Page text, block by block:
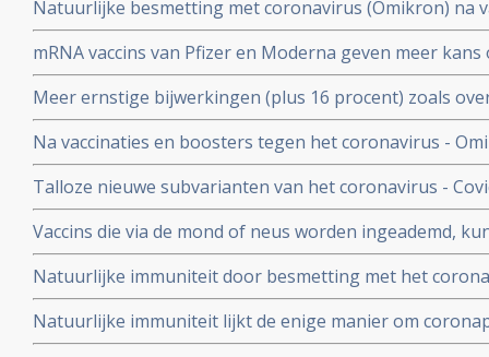
blijkt niet bruikbaar voor stamceltransplantaties.
Natuurlijke besmetting met coronavirus (Omikron) na
bescherming, al zijn er twijfels over bescherming door
varianten van Omikron.
mRNA vaccins van Pfizer en Moderna geven meer
dat ze een ziekenhuisopname voorkomen. Blijkt uit
studiegegevens
Meer ernstige bijwerkingen (plus 16 procent) zoals
invaliditeit deden zich voor tijdens de studies van de
Pfizer in vergelijking met de placebogroep
Na vaccinaties en boosters tegen het coronavirus -
overige oorzaken blijkt uit grafieken bijgehouden en
Herman Steigstra, Anton Theunissen en Maurice de
Talloze nieuwe subvarianten van het coronavirus -
boostervaccins en ontsnappen aan eigen
Vaccins die via de mond of neus worden ingeademd,
Twee mond- en neusvaccins krijgen goedkeuring in
Natuurlijke immuniteit door besmetting met het
vs 23 procent) tegen Omicron varianten BA.4 en BA.5
Natuurlijke immuniteit lijkt de enige manier om
Zweeds onderzoek ziet effectiviteit van vaccins binnen